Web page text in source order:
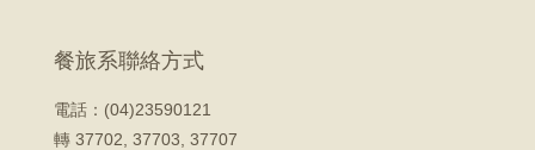
餐旅系聯絡方式
電話：(04)23590121
轉 37702, 37703, 37707